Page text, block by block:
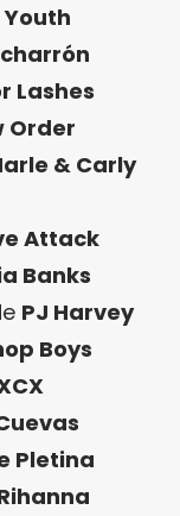
Lashes
Order
& Carly
Attack
Banks
PJ Harvey
Boys
Pletina